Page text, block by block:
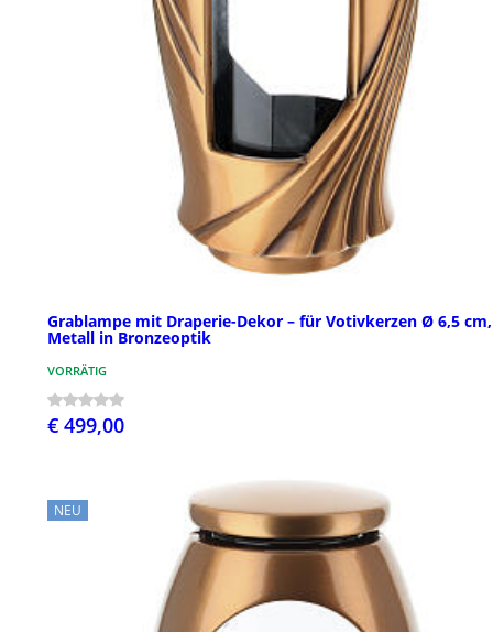
Grablampe mit Draperie-Dekor – für Votivkerzen Ø 6,5 cm,
Metall in Bronzeoptik
VORRÄTIG
€ 499,00
NEU